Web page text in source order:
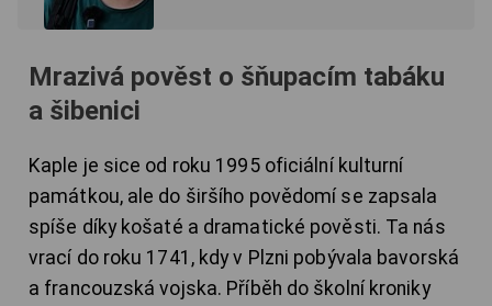
Mrazivá pověst o šňupacím tabáku
a šibenici
Kaple je sice od roku 1995 oficiální kulturní
památkou, ale do širšího povědomí se zapsala
spíše díky košaté a dramatické pověsti. Ta nás
vrací do roku 1741, kdy v Plzni pobývala bavorská
a francouzská vojska. Příběh do školní kroniky